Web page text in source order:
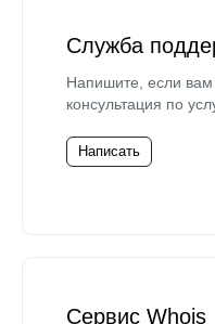
Служба
Напишите, если
консультация по
Написать
Сервис Whois